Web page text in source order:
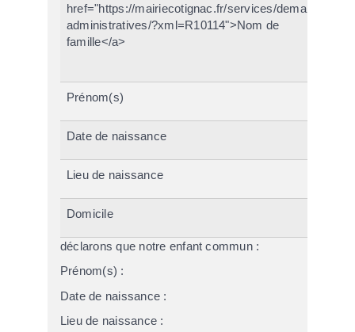
href="https://mairiecotignac.fr/services/demarches-
administratives/?xml=R10114">Nom de
famille</a>
Prénom(s)
Date de naissance
Lieu de naissance
Domicile
déclarons que notre enfant commun :
Prénom(s) :
Date de naissance :
Lieu de naissance :